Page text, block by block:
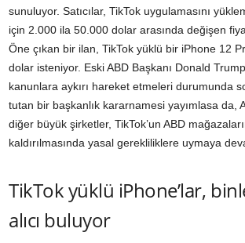
sunuluyor. Satıcılar, TikTok uygulamasını
için 2.000 ila 50.000 dolar arasında değişen
Öne çıkan bir ilan, TikTok yüklü bir iPhone 12
dolar isteniyor. Eski ABD Başkanı Donald
kanunlara aykırı hareket etmeleri durumunda
tutan bir başkanlık kararnamesi yayımlasa da,
diğer büyük şirketler, TikTok’un ABD
kaldırılmasında yasal gerekliliklere uymaya
TikTok yüklü iPhone’lar,
alıcı buluyor